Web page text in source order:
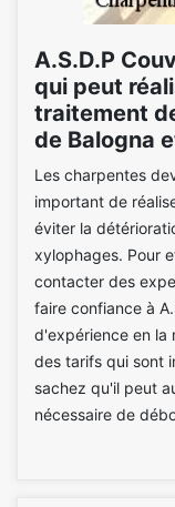
A.S.D.P
qui peut
traitement
de Balogna
Les charpentes
important de
éviter la
xylophages. Pour
contacter des
faire confiance à
d'expérience en la
des tarifs qui sont
sachez qu'il peut
nécessaire de